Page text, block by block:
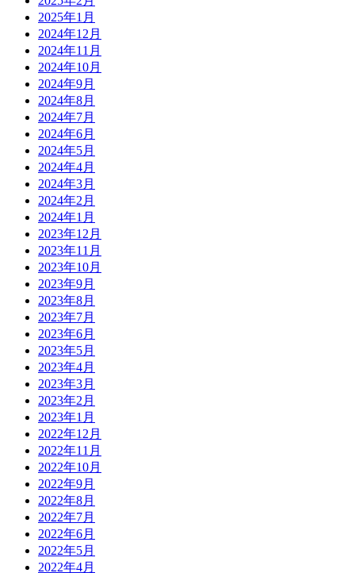
2025年1月
2024年12月
2024年11月
2024年10月
2024年9月
2024年8月
2024年7月
2024年6月
2024年5月
2024年4月
2024年3月
2024年2月
2024年1月
2023年12月
2023年11月
2023年10月
2023年9月
2023年8月
2023年7月
2023年6月
2023年5月
2023年4月
2023年3月
2023年2月
2023年1月
2022年12月
2022年11月
2022年10月
2022年9月
2022年8月
2022年7月
2022年6月
2022年5月
2022年4月